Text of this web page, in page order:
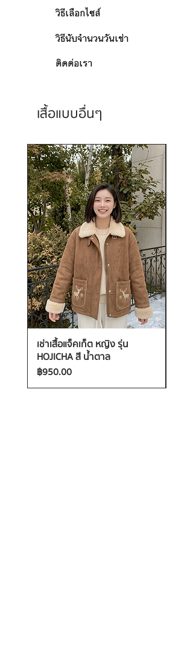
วิธีเลือกไซส์
วิธีนับจำนวนวันเช่า
ติดต่อเรา
เสื้อแบบอื่นๆ
เช่าเสื้อแจ็คเก็ต หญิง รุ่น
HOJICHA สี น้ำตาล
ราคา
฿950.00